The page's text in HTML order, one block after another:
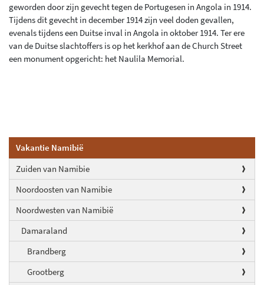
Vakantie Namibië
Zuiden van Namibie
Noordoosten van Namibie
Noordwesten van Namibië
Damaraland
Brandberg
Grootberg
geworden door zijn gevecht tegen de Portugesen in Angola in 1914.
Tijdens dit gevecht in december 1914 zijn veel doden gevallen,
evenals tijdens een Duitse inval in Angola in oktober 1914. Ter ere
van de Duitse slachtoffers is op het kerkhof aan de Church Street
een monument opgericht: het Naulila Memorial.